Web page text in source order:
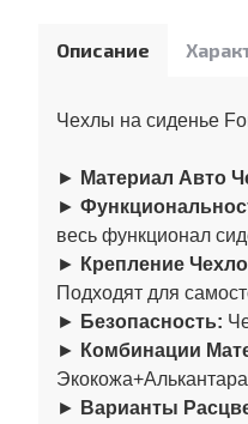
Описание
Чехлы на сиденье
► Материал Авто
►
весь функционал
► Крепление
Подходят для
► Безопасность:
► Комбинации
► Варианты